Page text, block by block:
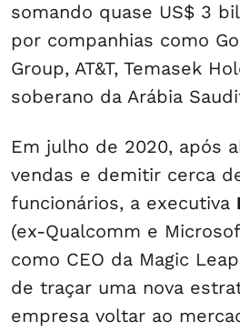
somando quase US$ 3
por companhias como
Group, AT&T, Temasek
soberano da Arábia
Em julho de 2020, após
vendas e demitir cerca
funcionários, a executiva
(ex-Qualcomm e
como CEO da Magic
de traçar uma nova
empresa voltar ao